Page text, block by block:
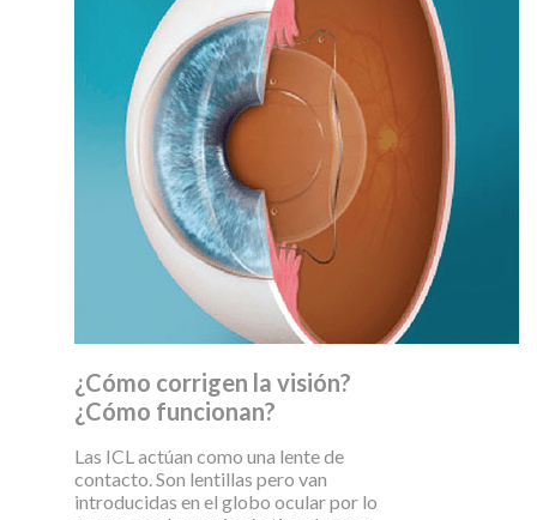
¿Cómo corrigen la visión?
¿Cómo funcionan?
Las ICL actúan como una lente de
contacto. Son lentillas pero van
introducidas en el globo ocular por lo